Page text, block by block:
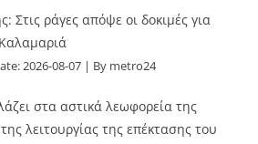
Στις ράγες απόψε οι δοκιμές για
2026-08-07 By metro24
στα αστικά λεωφορεία της
λειτουργίας της επέκτασης του